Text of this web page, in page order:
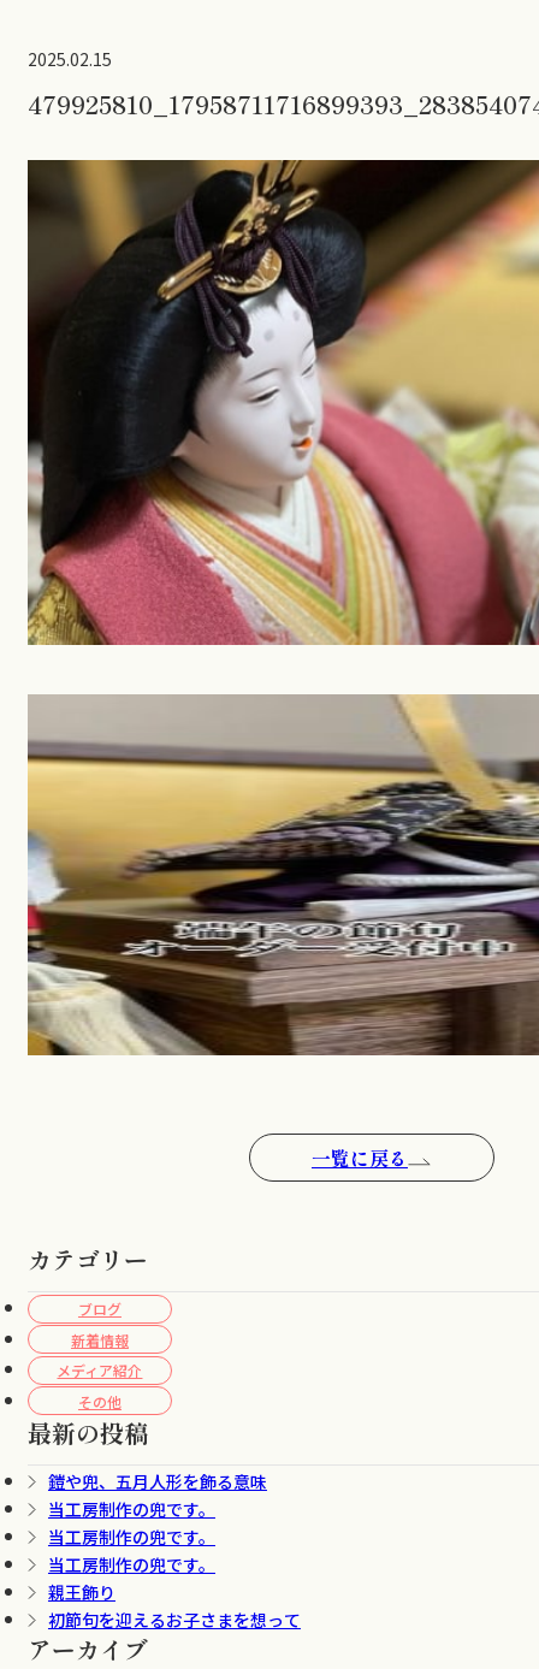
カテゴリー
ブログ
新着情報
メディア紹介
その他
最新の投稿
鎧や兜、五月人形を飾る意味
当工房制作の兜です。
当工房制作の兜です。
当工房制作の兜です。
親王飾り
初節句を迎えるお子さまを想って
アーカイブ
2025.02.15
一覧に戻る